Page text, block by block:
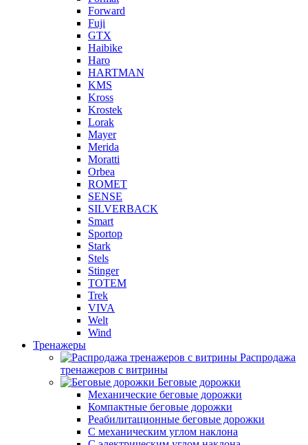
Forward
Fuji
GTX
Haibike
Haro
HARTMAN
KMS
Kross
Krostek
Lorak
Mayer
Merida
Moratti
Orbea
ROMET
SENSE
SILVERBACK
Smart
Sportop
Stark
Stels
Stinger
TOTEM
Trek
VIVA
Welt
Wind
Тренажеры
Распродажа
тренажеров с витрины
Беговые дорожки
Механические беговые дорожки
Компактные беговые дорожки
Реабилитационные беговые дорожки
С механическим углом наклона